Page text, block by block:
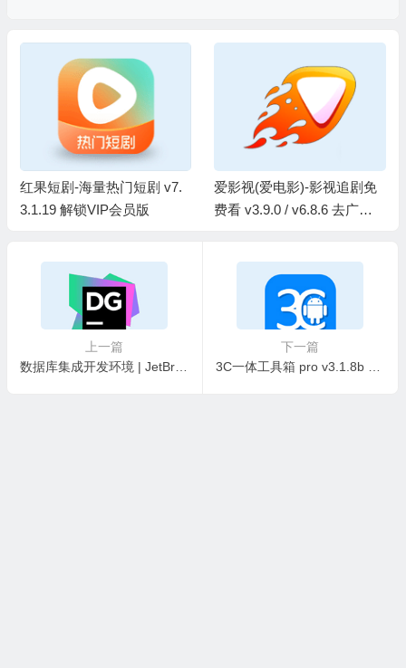
红果短剧-海量热门短剧 v7.
3.1.19 解锁VIP会员版
爱影视(爱电影)-影视追剧免
费看 v3.9.0 / v6.8.6 去广告
上一篇
数据库集成开发环境 | JetBrains DataGrip v2026.1 直装激活版
下一篇